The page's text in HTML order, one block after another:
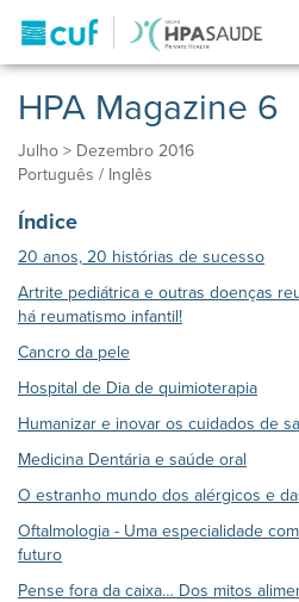
HPA Magazine 6
Julho > Dezembro 2016
Português / Inglês
Índice
20 anos, 20 histórias de sucesso
Artrite pediátrica e outras doenças
há reumatismo infantil!
Cancro da pele
Hospital de Dia de quimioterapia
Humanizar e inovar os cuidados de
Medicina Dentária e saúde oral
O estranho mundo dos alérgicos e
Oftalmologia - Uma especialidade
futuro
Pense fora da caixa… Dos mitos